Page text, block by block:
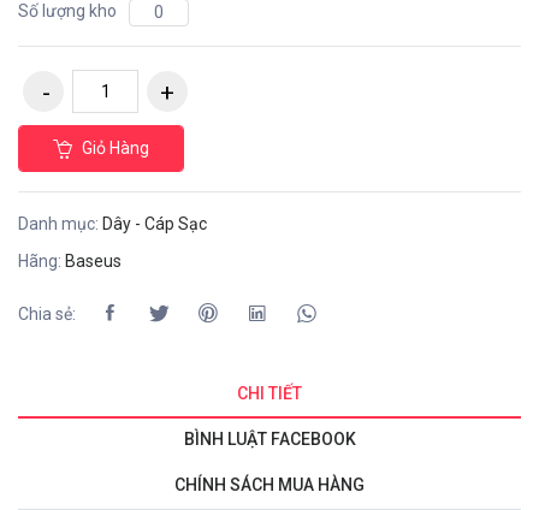
Số lượng kho
0
Giỏ Hàng
Danh mục: Dây - Cáp Sạc
Hãng: Baseus
Chia sẻ:
CHI TIẾT
BÌNH LUẬT FACEBOOK
CHÍNH SÁCH MUA HÀNG